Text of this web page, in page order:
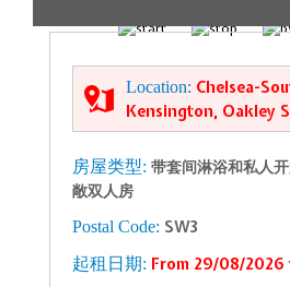
Location: Chelsea-
Kensington, Oakley
房屋类型: 带套间淋浴和私人
敞双人房
Postal Code: SW3
起租日期: From 29/08/